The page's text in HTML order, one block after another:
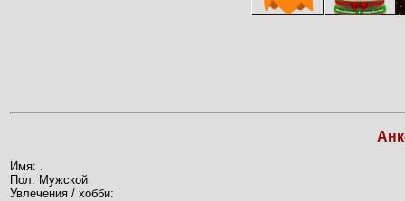
Имя: .
Пол: Мужской
Увлечения / хобби: